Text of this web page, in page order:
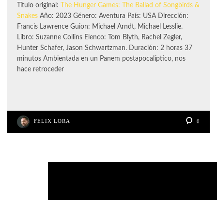
Título original:
The Hunger Games: The Ballad of Songbirds &
Snakes Año: 2023 Género: Aventura País: USA Dirección:
Francis Lawrence Guion: Michael Arndt, Michael Lesslie.
Libro: Suzanne Collins Elenco: Tom Blyth, Rachel Zegler,
Hunter Schafer, Jason Schwartzman. Duración: 2 horas 37
minutos Ambientada en un Panem postapocalíptico, nos
hace retroceder
FELIX LORA 0